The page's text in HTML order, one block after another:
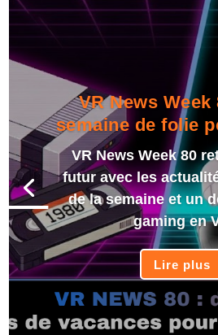
VR News Week
semaine de folie
VR News Week 80
futur avec les
de la semaine et un
gaming en
Lire plus